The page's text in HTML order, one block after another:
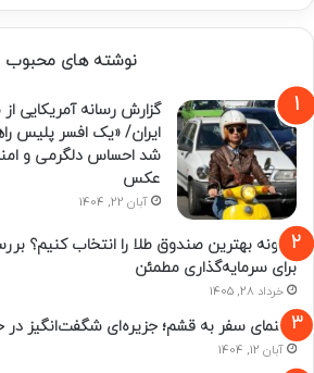
نوشته های محبوب
گزارش رسانه آمریکایی
ایران/ «یک افسر پلیس
شد احساس دلگرمی و
عکس
آبان 22, 1404
چگونه بهترین صندوق طلا را انتخاب کنیم؟
برای سرمایه‌گذاری مطمئن
خرداد 28, 1405
راهنمای سفر به قشم؛ جزیره‌ای شگفت‌انگیز
آبان 12, 1404